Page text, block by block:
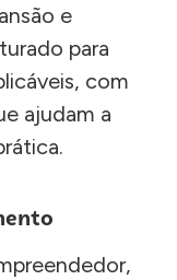
e
para
com
ajudam a